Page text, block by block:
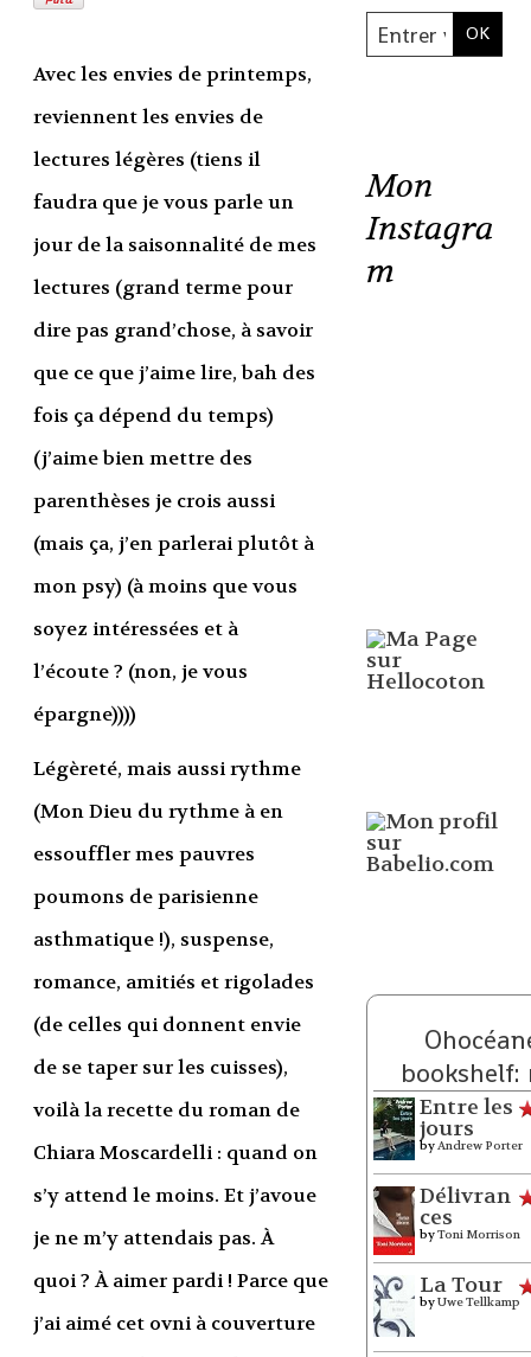
Avec les envies de printemps,
reviennent les envies de
lectures légères (tiens il
faudra que je vous parle un
jour de la saisonnalité de mes
lectures (grand terme pour
dire pas grand’chose, à savoir
que ce que j’aime lire, bah des
fois ça dépend du temps)
(j’aime bien mettre des
parenthèses je crois aussi
(mais ça, j’en parlerai plutôt à
mon psy) (à moins que vous
soyez intéressées et à
l’écoute ? (non, je vous
épargne))))
Légèreté, mais aussi rythme
(Mon Dieu du rythme à en
essouffler mes pauvres
poumons de parisienne
asthmatique !), suspense,
romance, amitiés et rigolades
(de celles qui donnent envie
de se taper sur les cuisses),
voilà la recette du roman de
Chiara Moscardelli : quand on
s’y attend le moins. Et j’avoue
je ne m’y attendais pas. À
quoi ? À aimer pardi ! Parce que
j’ai aimé cet ovni à couverture
Mon
Instagra
m
bookshelf:
Entre les
jours
byAndrew Porter
Délivran
ces
byToni Morrison
La Tour
byUwe Tellkamp